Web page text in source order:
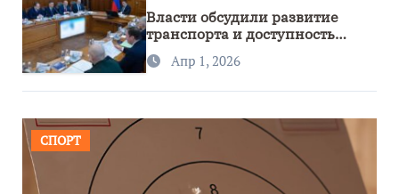
Власти обсудили развитие
транспорта и доступность
региона
Апр 1, 2026
СПОРТ